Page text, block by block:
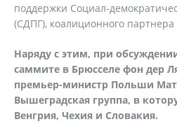
поддержки Социал-
(СДПГ), коалиционного
Наряду с этим, при
саммите в Брюсселе фон дер
премьер-министр Польши
Вышеградская группа, в
Венгрия, Чехия и Словакия.